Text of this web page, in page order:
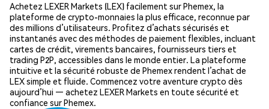
Achetez LEXER Markets (LEX) facilement sur Phemex, la
plateforme de crypto-monnaies la plus efficace, reconnue par
des millions d’utilisateurs. Profitez d’achats sécurisés et
instantanés avec des méthodes de paiement flexibles, incluant
cartes de crédit, virements bancaires, fournisseurs tiers et
trading P2P, accessibles dans le monde entier. La plateforme
intuitive et la sécurité robuste de Phemex rendent l’achat de
LEX simple et fluide. Commencez votre aventure crypto dès
aujourd’hui — achetez LEXER Markets en toute sécurité et
confiance sur Phemex.